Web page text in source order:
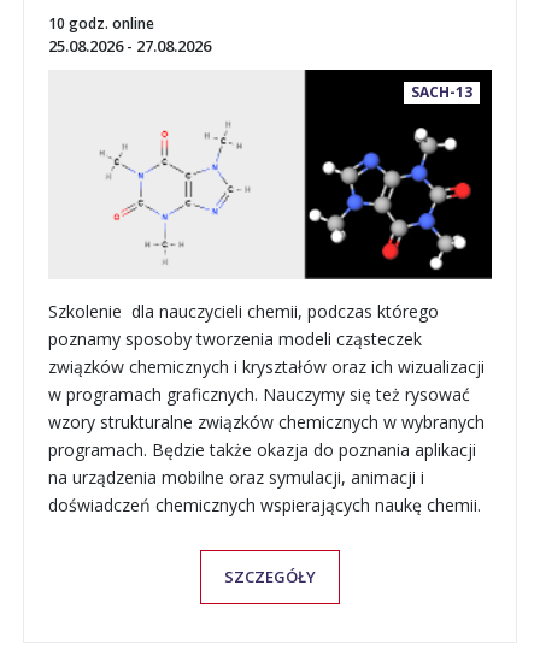
10 godz. online
25.08.2026 - 27.08.2026
SACH-13
Szkolenie dla nauczycieli chemii, podczas którego
poznamy sposoby tworzenia modeli cząsteczek
związków chemicznych i kryształów oraz ich wizualizacji
w programach graficznych. Nauczymy się też rysować
wzory strukturalne związków chemicznych w wybranych
programach. Będzie także okazja do poznania aplikacji
na urządzenia mobilne oraz symulacji, animacji i
doświadczeń chemicznych wspierających naukę chemii.
SZCZEGÓŁY